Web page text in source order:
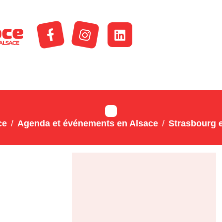
Agenda et événements en Alsace Strasbourg